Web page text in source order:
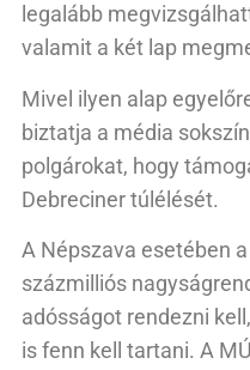
legalább
valamit a két lap
Mivel ilyen alap
biztatja a média
polgárokat, hogy
Debreciner túlélését.
A Népszava esetében
százmilliós
adósságot rendezni
is fenn kell tartani. A